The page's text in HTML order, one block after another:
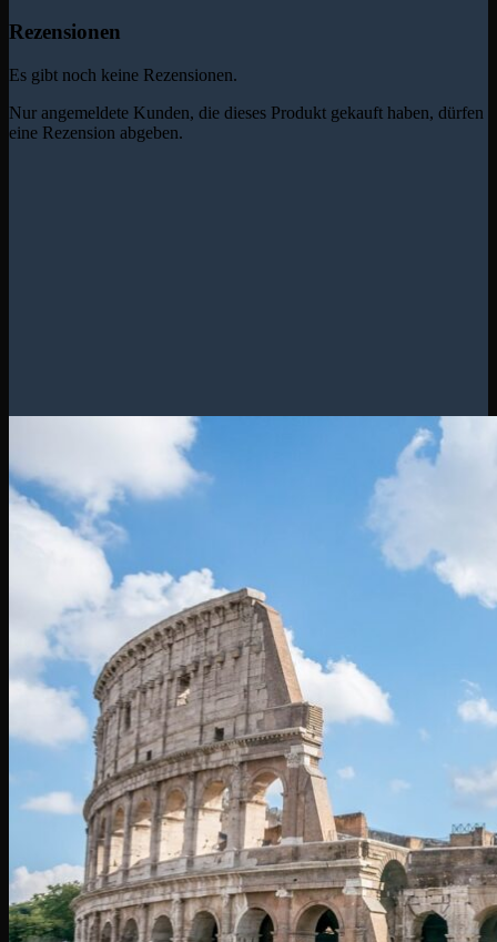
Rezensionen
Es gibt noch keine Rezensionen.
Nur angemeldete Kunden, die dieses Produkt gekauft haben, dürfen
eine Rezension abgeben.